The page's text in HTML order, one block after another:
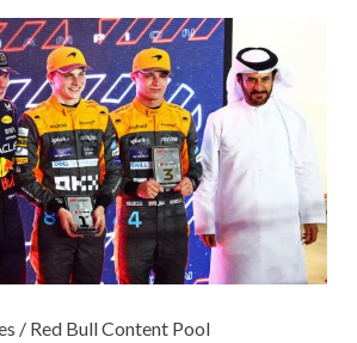
/ Red Bull Content Pool